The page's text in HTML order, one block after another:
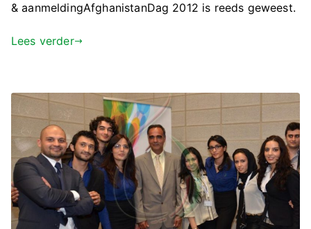
& aanmeldingAfghanistanDag 2012 is reeds geweest.
Lees verder